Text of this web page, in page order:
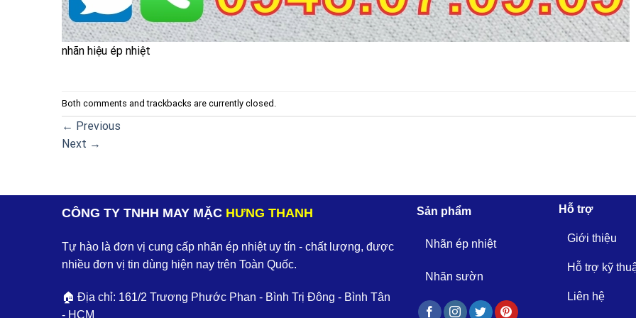
nhãn hiệu ép nhiệt
Both comments and trackbacks are currently closed.
← Previous
Next →
CÔNG TY TNHH MAY MẶC HƯNG THANH
Tự hào là đơn vị cung cấp nhãn ép nhiệt uy tín - chất lượng, được
nhiều đơn vị tin dùng hiện nay trên Toàn Quốc.
🏠 Địa chỉ: 161/2 Trương Phước Phan - Bình Trị Đông - Bình Tân
- HCM
Sản phẩm
Nhãn ép nhiệt
Nhãn sườn
Hỗ trợ
Giới thiệu
Hỗ trợ kỹ
Liên hệ